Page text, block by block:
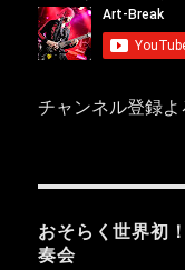
チャンネル登録よ
おそらく世界初
奏会